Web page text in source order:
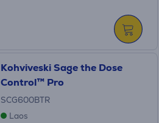
Kohviveski Sage the Dose
Control™ Pro
SCG600BTR
Laos